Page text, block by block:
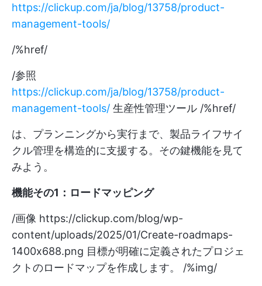
https://clickup.com/ja/blog/13758/product-
management-tools/
/%href/
/参照
https://clickup.com/ja/blog/13758/product-
management-tools/ 生産性管理ツール /%href/
は、プランニングから実行まで、製品ライフサイ
クル管理を構造的に支援する。その鍵機能を見て
みよう。
機能その1：ロードマッピング
/画像 https://clickup.com/blog/wp-
content/uploads/2025/01/Create-roadmaps-
1400x688.png 目標が明確に定義されたプロジェ
クトのロードマップを作成します。 /%img/